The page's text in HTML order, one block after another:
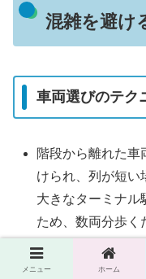
混雑を避け
車両選びのテク
階段から離れた車
けられ、列が短い
大きなターミナル
ため、数両分歩く
珍しくありません。
端のドア側に並ぶ
メニュー ホーム